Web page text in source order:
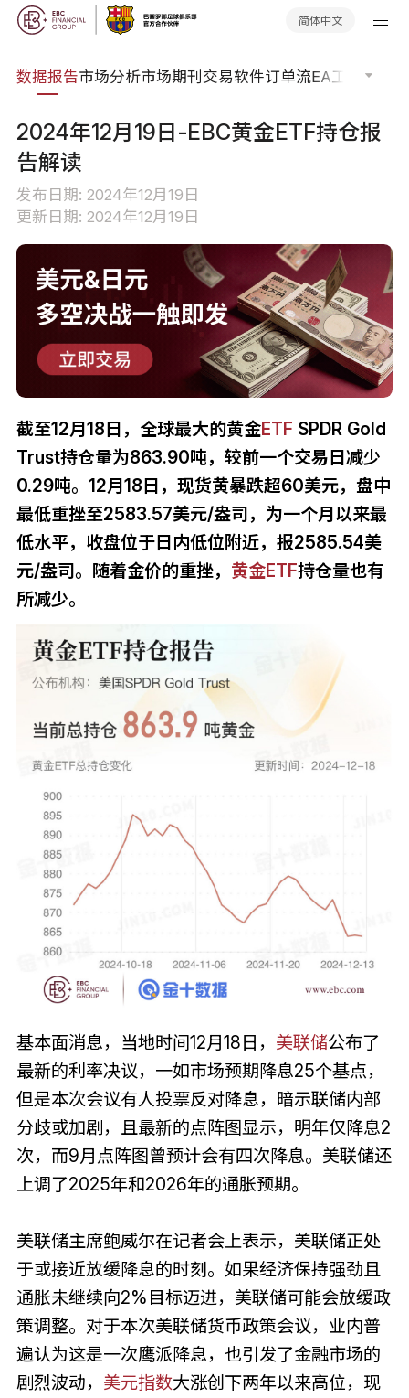
简体中文
数据报告市场分析市场期刊交易软件订单流EA工具库
2024年12月19日-EBC黄金ETF持仓报
告解读
发布日期: 2024年12月19日
更新日期: 2024年12月19日
截至12月18日，全球最大的黄金ETF SPDR Gold
Trust持仓量为863.90吨，较前一个交易日减少
0.29吨。12月18日，现货黄暴跌超60美元，盘中
最低重挫至2583.57美元/盎司，为一个月以来最
低水平，收盘位于日内低位附近，报2585.54美
元/盎司。随着金价的重挫， 黄金ETF持仓量也有
所减少。
基本面消息，当地时间12月18日， 美联储公布了
最新的利率决议，一如市场预期降息25个基点，
但是本次会议有人投票反对降息，暗示联储内部
分歧或加剧，且最新的点阵图显示，明年仅降息2
次，而9月点阵图曾预计会有四次降息。美联储还
上调了2025年和2026年的通胀预期。
美联储主席鲍威尔在记者会上表示，美联储正处
于或接近放缓降息的时刻。如果经济保持强劲且
通胀未继续向2%目标迈进，美联储可能会放缓政
策调整。对于本次美联储货币政策会议，业内普
遍认为这是一次鹰派降息，也引发了金融市场的
剧烈波动， 美元指数大涨创下两年以来高位，现